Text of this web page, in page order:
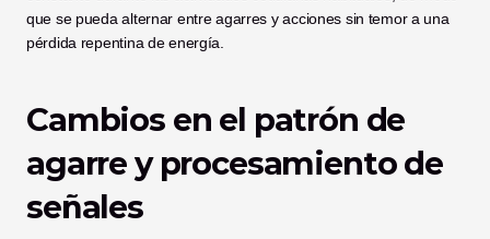
que se pueda alternar entre agarres y acciones sin temor a una
pérdida repentina de energía.
Cambios en el patrón de
agarre y procesamiento de
señales